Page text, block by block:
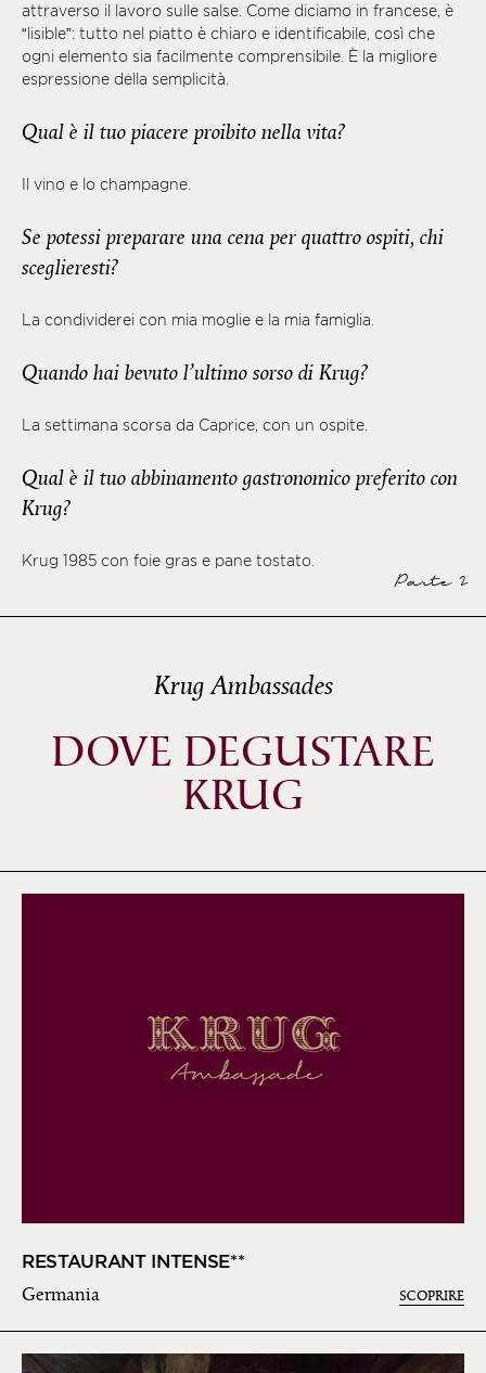
attraverso il lavoro sulle salse. Come diciamo in francese, è
“lisible”: tutto nel piatto è chiaro e identificabile, così che
ogni elemento sia facilmente comprensibile. È la migliore
espressione della semplicità.
Qual è il tuo piacere proibito nella vita?
Il vino e lo champagne.
Se potessi preparare una cena per quattro ospiti, chi
sceglieresti?
La condividerei con mia moglie e la mia famiglia.
Quando hai bevuto l’ultimo sorso di Krug?
La settimana scorsa da Caprice, con un ospite.
Qual è il tuo abbinamento gastronomico preferito con
Krug?
Krug 1985 con foie gras e pane tostato.
Parte 2
Krug Ambassades
DOVE DEGUSTARE
KRUG
RESTAURANT INTENSE**
Germania SCOPRIRE